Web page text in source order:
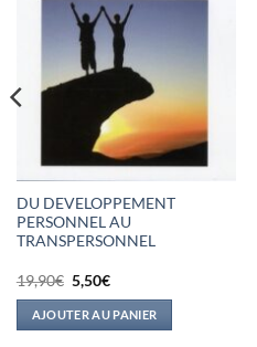
DU DEVELOPPEMENT
PERSONNEL AU
TRANSPERSONNEL
19,90€ Le
prix
initial
était :
19,90€.
5,50€Le
actuel
est :
5,50€.
AJOUTER AU PANIER